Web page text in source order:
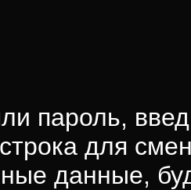
пароль,
для
данные,